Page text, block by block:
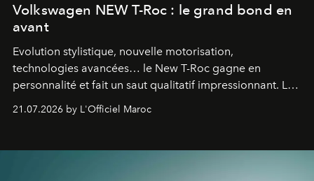
Volkswagen NEW T-Roc : le grand bond en
avant
Evolution stylistique, nouvelle motorisation,
technologies avancées… le New T-Roc gagne en
personnalité et fait un saut qualitatif impressionnant. Le
fétiche pour le rendre plus premium. Et le pari semble
21.07.2026 by L'Officiel Maroc